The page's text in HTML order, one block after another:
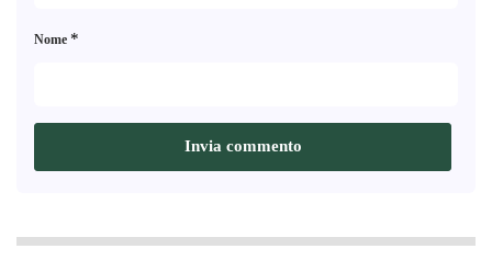
Nome *